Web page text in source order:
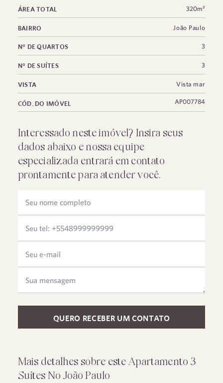
ÁREA TOTAL 320m²
BAIRRO João Paulo
N° DE QUARTOS 3
N° DE SUÍTES 3
VISTA Vista mar
CÓD. DO IMÓVEL AP007784
Interessado neste imóvel? Insira seus
dados abaixo e nossa equipe
especializada entrará em contato
prontamente para atender você.
Please leave this field empty.
Mais detalhes sobre este Apartamento 3
Suítes No João Paulo